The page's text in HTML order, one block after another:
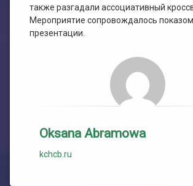
также разгадали ассоциативный
Мероприятие сопровождалось показом
презентации.
Oksana Abramowa
kchcb.ru